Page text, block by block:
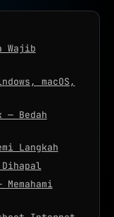
Wajib
macOS,
— Bedah
Langkah